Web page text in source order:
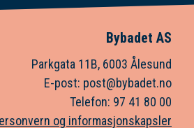
Bybadet AS
Parkgata 11B, 6003 Ålesund
E-post: post@bybadet.no
Telefon: 97 41 80 00
og informasjonskapsler